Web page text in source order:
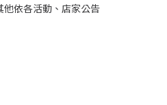
他依各活動、店家公告